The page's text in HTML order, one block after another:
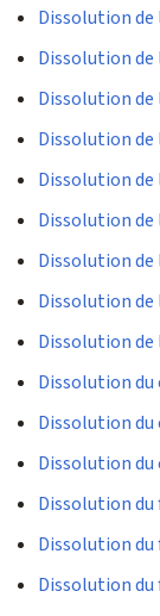
Dissolution de
Dissolution de
Dissolution de
Dissolution de
Dissolution de
Dissolution de
Dissolution de
Dissolution de
Dissolution de
Dissolution du
Dissolution du
Dissolution du
Dissolution du
Dissolution du
Dissolution du